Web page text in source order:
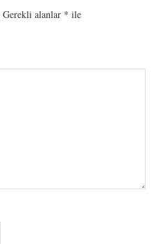
Gerekli alanlar * ile